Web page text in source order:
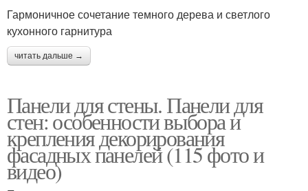
Гармоничное сочетание темного дерева и светлого
кухонного гарнитура
читать дальше →
Панели для стены. Панели для
стен: особенности выбора и
крепления декорирования
фасадных панелей (115 фото и
видео)